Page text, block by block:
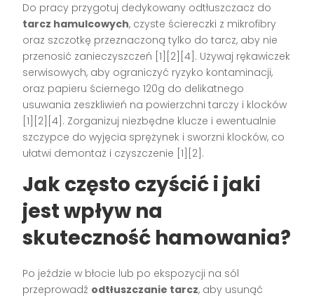
Do pracy przygotuj dedykowany odtłuszczacz do
tarcz hamulcowych, czyste ściereczki z mikrofibry
oraz szczotkę przeznaczoną tylko do tarcz, aby nie
przenosić zanieczyszczeń [1][2][4]. Używaj rękawiczek
serwisowych, aby ograniczyć ryzyko kontaminacji,
oraz papieru ściernego 120g do delikatnego
usuwania zeszkliwień na powierzchni tarczy i klocków
[1][2][4]. Zorganizuj niezbędne klucze i ewentualnie
szczypce do wyjęcia sprężynek i sworzni klocków, co
ułatwi demontaż i czyszczenie [1][2].
Jak często czyścić i jaki
jest wpływ na
skuteczność hamowania?
Po jeździe w błocie lub po ekspozycji na sól
przeprowadź odtłuszczanie tarcz, aby usunąć